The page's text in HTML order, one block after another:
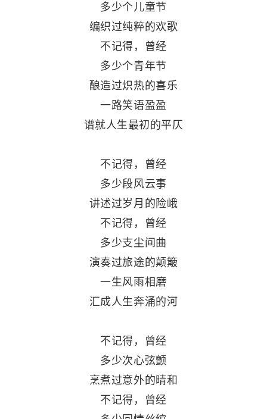
多少个儿童节
编织过纯粹的欢歌
不记得，曾经
多少个青年节
酿造过炽热的喜乐
一路笑语盈盈
谱就人生最初的平仄
不记得，曾经
多少段风云事
讲述过岁月的险峨
不记得，曾经
多少支尘间曲
演奏过旅途的颠簸
一生风雨相磨
汇成人生奔涌的河
不记得，曾经
多少次心弦颤
烹煮过意外的晴和
不记得，曾经